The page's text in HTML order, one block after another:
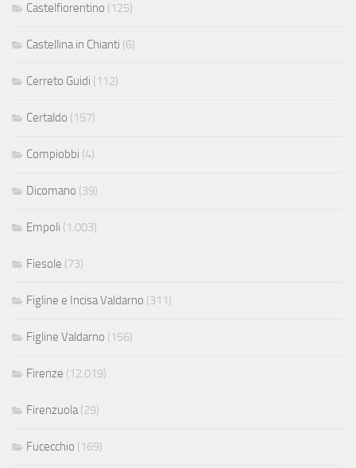
Castelfiorentino (125)
Castellina in Chianti (6)
Cerreto Guidi (112)
Certaldo (157)
Compiobbi (4)
Dicomano (39)
Empoli (1.003)
Fiesole (73)
Figline e Incisa Valdarno (311)
Figline Valdarno (156)
Firenze (12.019)
Firenzuola(29)
Fucecchio (169)